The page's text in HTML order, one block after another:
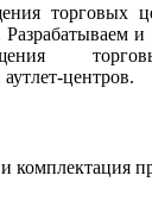
торговых
Разрабатываем
центров.
комплектация